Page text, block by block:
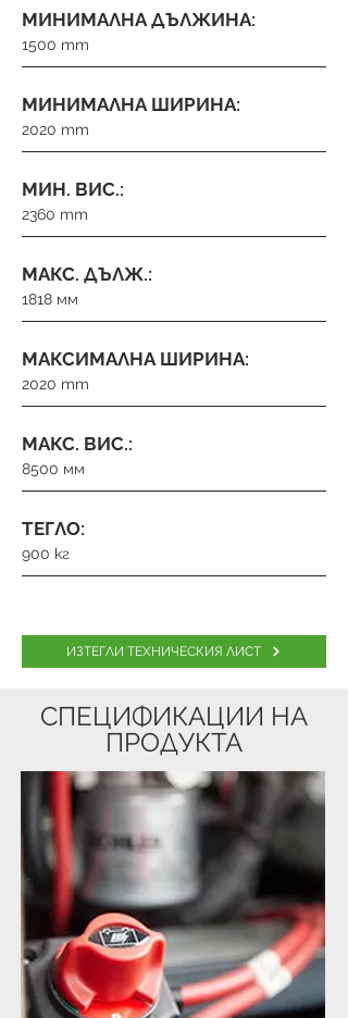
МИНИМАЛНА ДЪЛЖИНА:
1500 mm
МИНИМАЛНА ШИРИНА:
2020 mm
МИН. ВИС.:
2360 mm
МАКС. ДЪЛЖ.:
1818 мм
МАКСИМАЛНА ШИРИНА:
2020 mm
МАКС. ВИС.:
8500 мм
ТЕГЛО:
900 кг
ИЗТЕГЛИ ТЕХНИЧЕСКИЯ ЛИСТ
СПЕЦИФИКАЦИИ НА
ПРОДУКТА